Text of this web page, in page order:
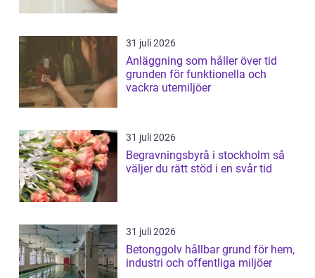
31 juli 2026
Anläggning som håller över tid
grunden för funktionella och
vackra utemiljöer
31 juli 2026
Begravningsbyrå i stockholm så
väljer du rätt stöd i en svår tid
31 juli 2026
Betonggolv hållbar grund för hem,
industri och offentliga miljöer